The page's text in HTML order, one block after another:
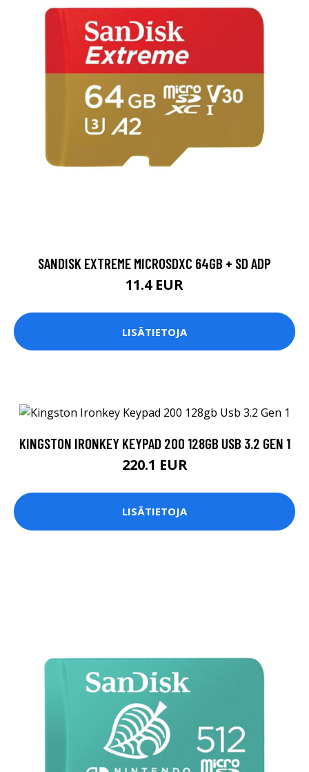
SANDISK EXTREME MICROSDXC 64GB + SD ADP
11.4 EUR
LISÄTIETOJA
KINGSTON IRONKEY KEYPAD 200 128GB USB 3.2 GEN 1
220.1 EUR
LISÄTIETOJA